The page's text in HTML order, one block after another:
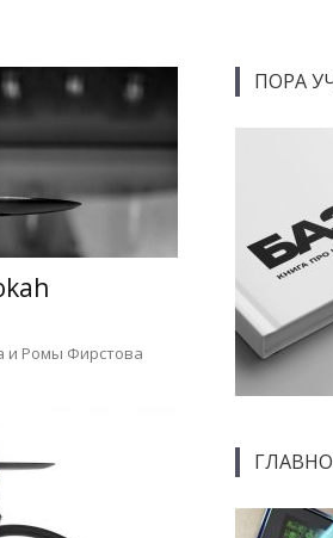
и Ромы Фирстова
ПОРА